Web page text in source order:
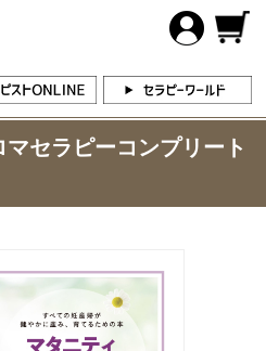
セラピーコンプリート